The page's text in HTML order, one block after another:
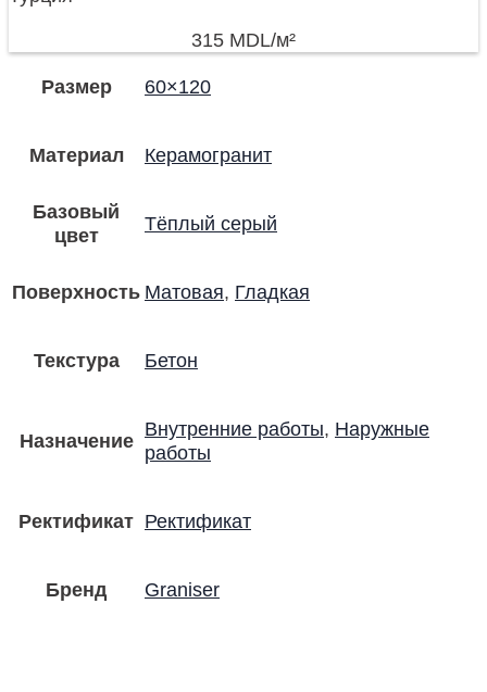
315 MDL/м²
Размер 60×120
Материал Керамогранит
Базовый
цвет
Тёплый серый
Поверхность Матовая, Гладкая
Текстура Бетон
Назначение
Внутренние работы, Наружные
работы
Ректификат Ректификат
Бренд Graniser